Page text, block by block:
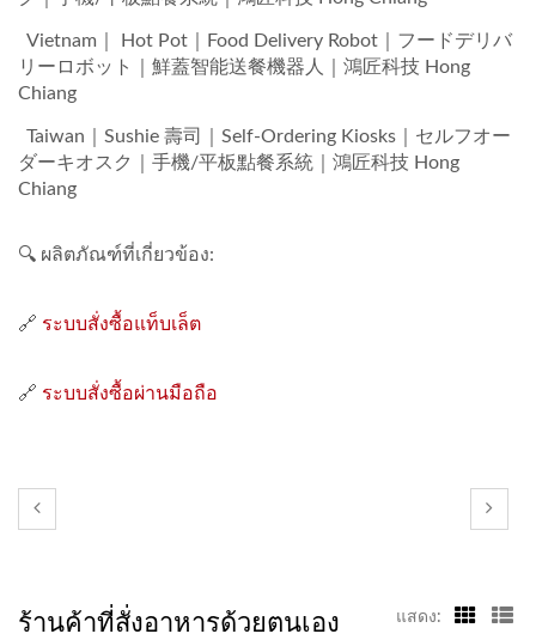
Vietnam｜ Hot Pot｜Food Delivery Robot｜フードデリバ
リーロボット｜鮮蓋智能送餐機器人｜鴻匠科技 Hong
Chiang
Taiwan｜Sushie 壽司｜Self-Ordering Kiosks｜セルフオー
ダーキオスク｜手機/平板點餐系統｜鴻匠科技 Hong
Chiang
🔍 ผลิตภัณฑ์ที่เกี่ยวข้อง:
🔗 ระบบสั่งซื้อแท็บเล็ต
🔗 ระบบสั่งซื้อผ่านมือถือ
ร้านค้าที่สั่งอาหารด้วยตนเอง แสดง: